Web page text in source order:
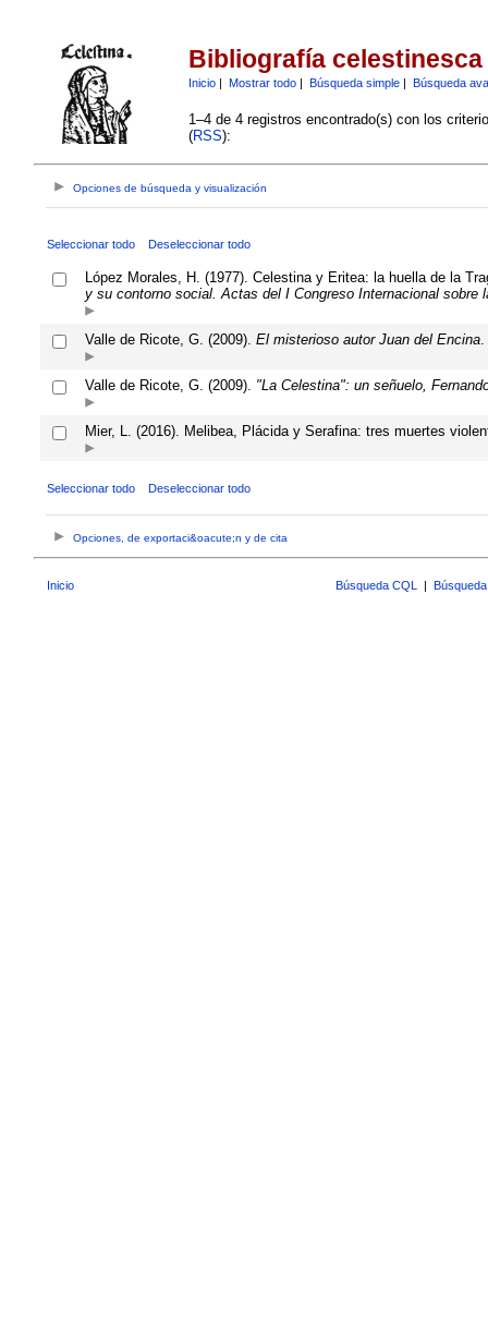
Bibliografía celestinesca
Inicio| Mostrar todo| Búsqueda simple| Búsqueda
1–4 de 4 registros encontrado(s) con los
(RSS):
Opciones de búsqueda y visualización
Seleccionar todo Deseleccionar todo
López Morales, H. (1977). Celestina y Eritea: la huella de la
y su contorno social. Actas del I Congreso Internacional sobre
Valle de Ricote, G. (2009). El misterioso autor Juan del Encina.
Valle de Ricote, G. (2009). "La Celestina": un señuelo,
Mier, L. (2016). Melibea, Plácida y Serafina: tres muertes
Seleccionar todo Deseleccionar todo
Opciones, de exportaci&oacute;n y de cita
Inicio Búsqueda CQL |